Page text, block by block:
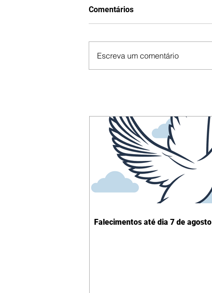
Comentários
Escreva um comentário
Falecimentos até dia 7 de agosto